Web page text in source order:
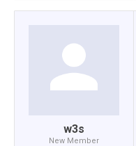
w3s
New Member